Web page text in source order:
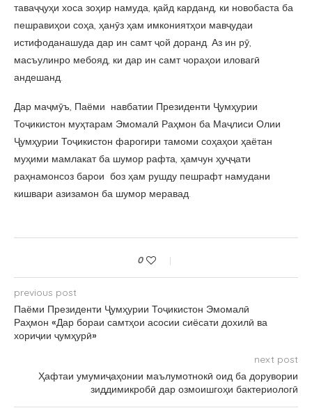
таваҷҷуҳи хоса зоҳир намуда, қайд карданд, ки новобаста ба
пешравиҳои соҳа, ҳанӯз ҳам имкониятҳои мавҷудаи
истифоданашуда дар ин самт ҷой доранд. Аз ин рӯ,
масъулинро мебояд, ки дар ин самт чораҳои иловагӣ
андешанд.
Дар маҷмӯъ, Паёми навбатии Президенти Ҷумҳурии
Тоҷикистон муҳтарам Эмомалӣ Раҳмон ба Маҷлиси Олии
Ҷумҳурии Тоҷикистон фарогири тамоми соҳаҳои ҳаётан
муҳими мамлакат ба шумор рафта, ҳамчун ҳуҷҷати
раҳнамонсоз барои боз ҳам рушду пешрафт намудани
кишвари азизамон ба шумор меравад.
0
previous post
Паёми Президенти Ҷумҳурии Тоҷикистон Эмомалӣ
Раҳмон «Дар бораи самтҳои асосии сиёсати дохилӣ ва
хориҷии ҷумҳурӣ»
next post
Ҳафтаи умумиҷаҳонии маълумотнокӣ оид ба дорувории
зиддимикробӣ дар озмоишгоҳи бактериологӣ